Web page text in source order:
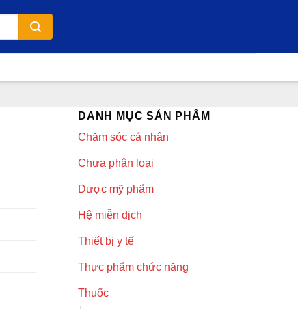
DANH MỤC SẢN PHẨM
Chăm sóc cá nhân
Chưa phân loại
Dược mỹ phẩm
Hệ miễn dịch
Thiết bị y tế
Thực phẩm chức năng
Thuốc